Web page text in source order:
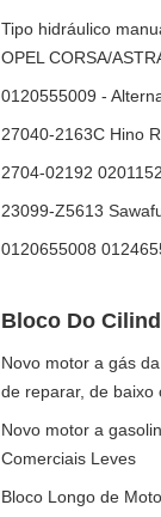
Tipo hidráulico
OPEL CORSA/
0120555009 -
27040-2163C Hino
2704-02192
23099-Z5613
0120655008
Bloco Do
Novo motor a gás
de reparar, de baixo
Novo motor a
Comerciais Leves
Bloco Longo de